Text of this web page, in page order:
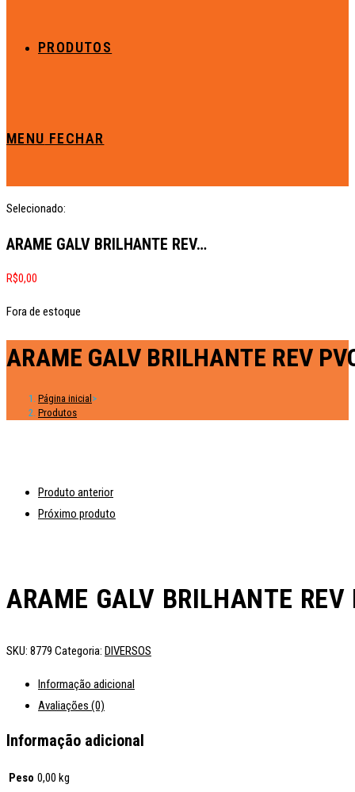
PRODUTOS
MENU FECHAR
Selecionado:
ARAME GALV BRILHANTE REV…
R$0,00
Fora de estoque
ARAME GALV BRILHANTE REV
Página inicial >
Produtos
Produto anterior
Próximo produto
ARAME GALV BRILHANTE
SKU: 8779 Categoria: DIVERSOS
Informação adicional
Avaliações (0)
Informação adicional
Peso 0,00 kg